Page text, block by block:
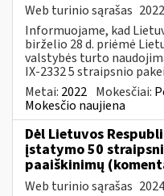
Web turinio sąrašas
Informuojame, kad
birželio 28 d. priėmė
valstybės turto
IX-2332 5 straipsnio
Metai: 2022 Mokesčiai:
Mokesčio naujiena
Dėl Lietuvos
įstatymo 50
paaiškinimų
Web turinio sąrašas